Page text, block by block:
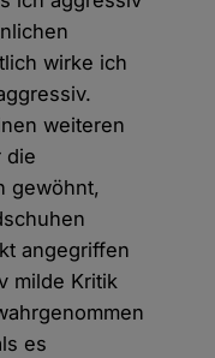
wirke ich
weiteren
die
gewöhnt,
angegriffen
milde Kritik
es